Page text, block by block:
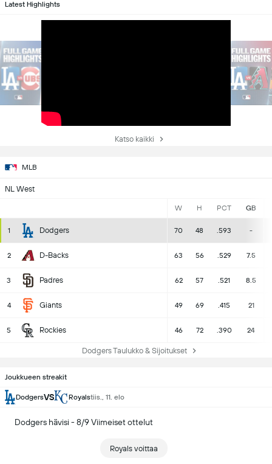
MLB
NL West
W H PCT GB
1 Dodgers 70 48 .593 -
2 D-Backs 63 56 .529 7.5
3 Padres 62 57 .521 8.5
4 Giants 49 69 .415 21
5 Rockies 46 72 .390 24
Dodgers Taulukko & Sijoitukset
Latest Highlights
Katso kaikki
Joukkueen streakit
DodgersVS Royalstiis., 11. elo
Dodgers hävisi - 8/9 Viimeiset ottelut
Royals voittaa